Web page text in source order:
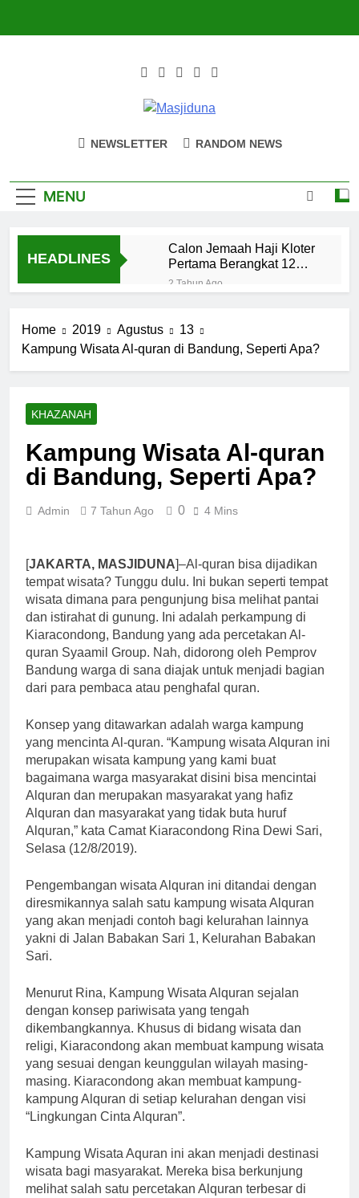
Masjiduna
NEWSLETTER RANDOM NEWS
MENU
HEADLINES
Calon Jemaah Haji Kloter
Pertama Berangkat 12
Mei, Hati-hati Suhu Panas
2 Tahun Ago
Tipuan Diri
Merayakan
Perasaan
3 Bulan Ago
Mahasiswa
dan Santri
Serukan Tolak
Kekerasan
Pesantren
Kesadaran
Akar
Ketundukan
Kebutuhan
versus
Keinginan
5 Bulan Ago
Home 2019 Agustus
13
Kampung Wisata Al-quran di Bandung, Seperti Apa?
KHAZANAH
Kampung Wisata Al-quran
di Bandung, Seperti Apa?
Admin 7 Tahun Ago 0 4 Mins
[JAKARTA, MASJIDUNA]–Al-quran bisa dijadikan
tempat wisata? Tunggu dulu. Ini bukan seperti tempat
wisata dimana para pengunjung bisa melihat pantai
dan istirahat di gunung. Ini adalah perkampung di
Kiaracondong, Bandung yang ada percetakan Al-
quran Syaamil Group. Nah, didorong oleh Pemprov
Bandung warga di sana diajak untuk menjadi bagian
dari para pembaca atau penghafal quran.
Konsep yang ditawarkan adalah warga kampung
yang mencinta Al-quran. “Kampung wisata Alquran ini
merupakan wisata kampung yang kami buat
bagaimana warga masyarakat disini bisa mencintai
Alquran dan merupakan masyarakat yang hafiz
Alquran dan masyarakat yang tidak buta huruf
Alquran,” kata Camat Kiaracondong Rina Dewi Sari,
Selasa (12/8/2019).
Pengembangan wisata Alquran ini ditandai dengan
diresmikannya salah satu kampung wisata Alquran
yang akan menjadi contoh bagi kelurahan lainnya
yakni di Jalan Babakan Sari 1, Kelurahan Babakan
Sari.
Menurut Rina, Kampung Wisata Alquran sejalan
dengan konsep pariwisata yang tengah
dikembangkannya. Khusus di bidang wisata dan
religi, Kiaracondong akan membuat kampung wisata
yang sesuai dengan keunggulan wilayah masing-
masing. Kiaracondong akan membuat kampung-
kampung Alquran di setiap kelurahan dengan visi
“Lingkungan Cinta Alquran”.
Kampung Wisata Aquran ini akan menjadi destinasi
wisata bagi masyarakat. Mereka bisa berkunjung
melihat salah satu percetakan Alquran terbesar di